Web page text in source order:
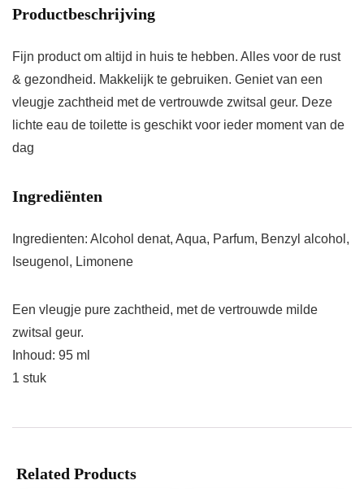
Productbeschrijving
Fijn product om altijd in huis te hebben. Alles voor de rust
& gezondheid. Makkelijk te gebruiken. Geniet van een
vleugje zachtheid met de vertrouwde zwitsal geur. Deze
lichte eau de toilette is geschikt voor ieder moment van de
dag
Ingrediënten
Ingredienten: Alcohol denat, Aqua, Parfum, Benzyl alcohol,
Iseugenol, Limonene
Een vleugje pure zachtheid, met de vertrouwde milde
zwitsal geur.
Inhoud: 95 ml
1 stuk
Related Products